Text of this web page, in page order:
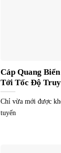
Cáp Quang
Tới Tốc Độ
Chỉ vừa mới được
tuyến